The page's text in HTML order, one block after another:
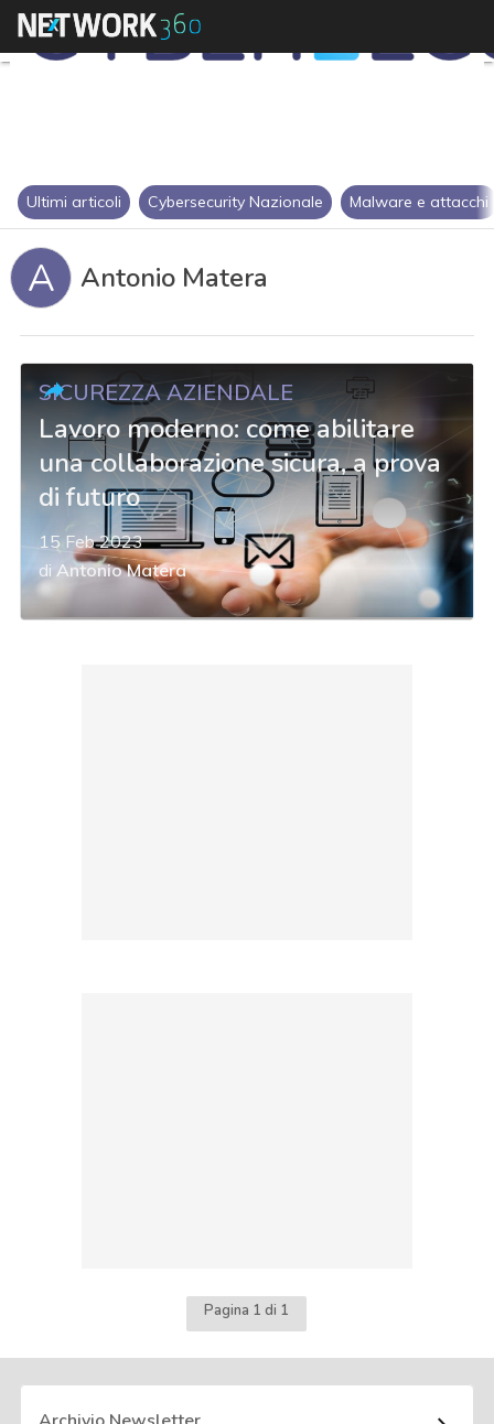
Ultimi articoli Cybersecurity Nazionale Malware e attacchi
A Antonio Matera
SICUREZZA AZIENDALE
Lavoro moderno: come abilitare
una collaborazione sicura, a prova
di futuro
15 Feb 2023
diAntonio Matera
Pagina 1 di 1